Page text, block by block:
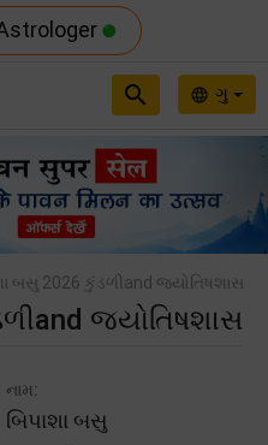
language ગુ
search
બસુ 2026 કુંડળીand જ્યોતિષશાસ
જ્યોતિષશાસ
નામ:
બિપાશા બસુ